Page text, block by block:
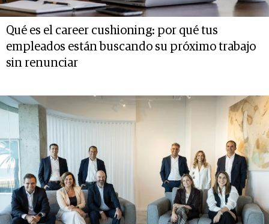
Qué es el career cushioning: por qué tus
empleados están buscando su próximo trabajo
sin renunciar